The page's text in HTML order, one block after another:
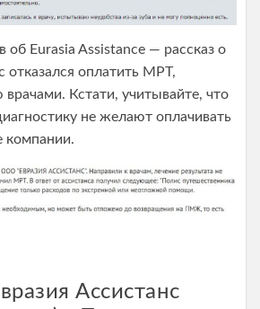
Eurasia Assistance — рассказ о
отказался оплатить МРТ,
Кстати, учитывайте, что
не желают оплачивать
компании.
Ассистанс